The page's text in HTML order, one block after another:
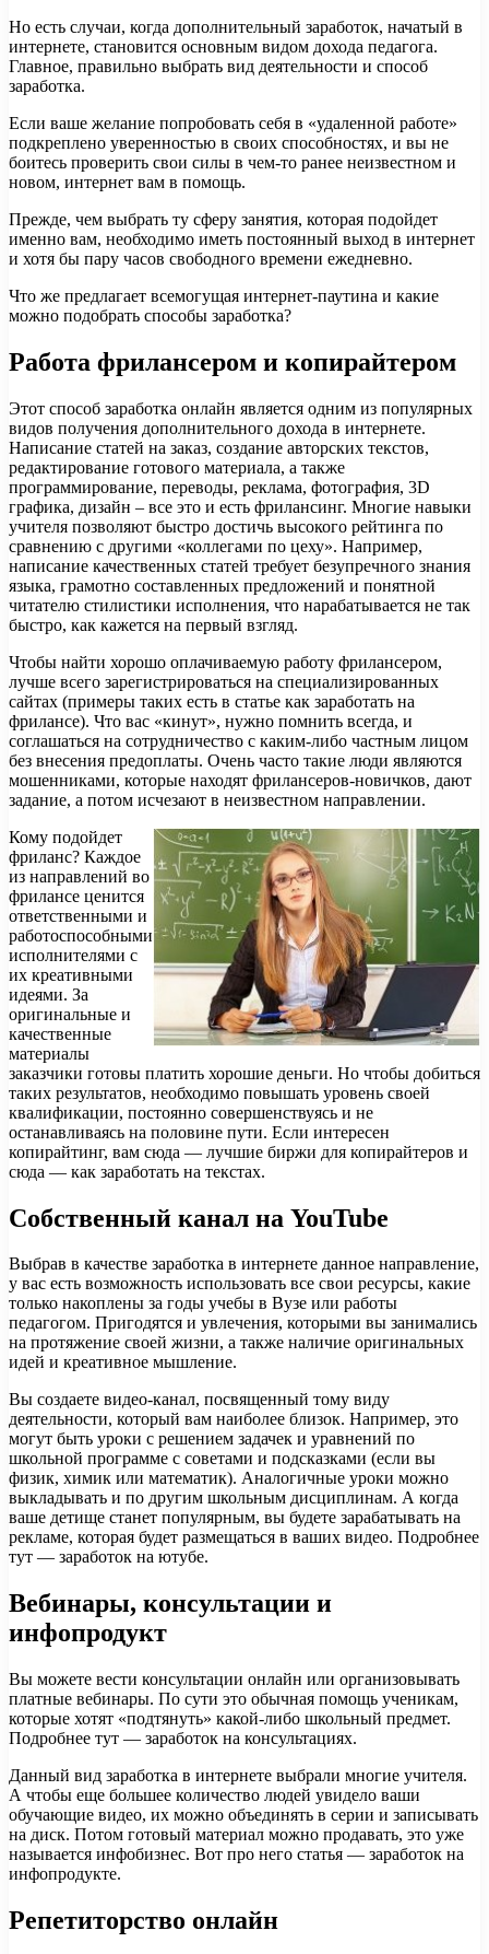
Но есть случаи, когда дополнительный заработок, начатый в
интернете, становится основным видом дохода педагога.
Главное, правильно выбрать вид деятельности и способ
заработка.
Если ваше желание попробовать себя в «удаленной работе»
подкреплено уверенностью в своих способностях, и вы не
боитесь проверить свои силы в чем-то ранее неизвестном и
новом, интернет вам в помощь.
Прежде, чем выбрать ту сферу занятия, которая подойдет
именно вам, необходимо иметь постоянный выход в интернет
и хотя бы пару часов свободного времени ежедневно.
Что же предлагает всемогущая интернет-паутина и какие
можно подобрать способы заработка?
Работа фрилансером и копирайтером
Этот способ заработка онлайн является одним из популярных
видов получения дополнительного дохода в интернете.
Написание статей на заказ, создание авторских текстов,
редактирование готового материала, а также
программирование, переводы, реклама, фотография, 3D
графика, дизайн – все это и есть фрилансинг. Многие навыки
учителя позволяют быстро достичь высокого рейтинга по
сравнению с другими «коллегами по цеху». Например,
написание качественных статей требует безупречного знания
языка, грамотно составленных предложений и понятной
читателю стилистики исполнения, что нарабатывается не так
быстро, как кажется на первый взгляд.
Чтобы найти хорошо оплачиваемую работу фрилансером,
лучше всего зарегистрироваться на специализированных
сайтах (примеры таких есть в статье как заработать на
фрилансе). Что вас «кинут», нужно помнить всегда, и
соглашаться на сотрудничество с каким-либо частным лицом
без внесения предоплаты. Очень часто такие люди являются
мошенниками, которые находят фрилансеров-новичков, дают
задание, а потом исчезают в неизвестном направлении.
Кому подойдет
фриланс? Каждое
из направлений во
фрилансе ценится
ответственными и
работоспособными
исполнителями с
их креативными
идеями. За
оригинальные и
качественные
материалы
заказчики готовы платить хорошие деньги. Но чтобы добиться
таких результатов, необходимо повышать уровень своей
квалификации, постоянно совершенствуясь и не
останавливаясь на половине пути. Если интересен
копирайтинг, вам сюда — лучшие биржи для копирайтеров и
сюда — как заработать на текстах.
Собственный канал на YouTube
Выбрав в качестве заработка в интернете данное направление,
у вас есть возможность использовать все свои ресурсы, какие
только накоплены за годы учебы в Вузе или работы
педагогом. Пригодятся и увлечения, которыми вы занимались
на протяжение своей жизни, а также наличие оригинальных
идей и креативное мышление.
Вы создаете видео-канал, посвященный тому виду
деятельности, который вам наиболее близок. Например, это
могут быть уроки с решением задачек и уравнений по
школьной программе с советами и подсказками (если вы
физик, химик или математик). Аналогичные уроки можно
выкладывать и по другим школьным дисциплинам. А когда
ваше детище станет популярным, вы будете зарабатывать на
рекламе, которая будет размещаться в ваших видео. Подробнее
тут — заработок на ютубе.
Вебинары, консультации и
инфопродукт
Вы можете вести консультации онлайн или организовывать
платные вебинары. По сути это обычная помощь ученикам,
которые хотят «подтянуть» какой-либо школьный предмет.
Подробнее тут — заработок на консультациях.
Данный вид заработка в интернете выбрали многие учителя.
А чтобы еще большее количество людей увидело ваши
обучающие видео, их можно объединять в серии и записывать
на диск. Потом готовый материал можно продавать, это уже
называется инфобизнес. Вот про него статья — заработок на
инфопродукте.
Репетиторство онлайн